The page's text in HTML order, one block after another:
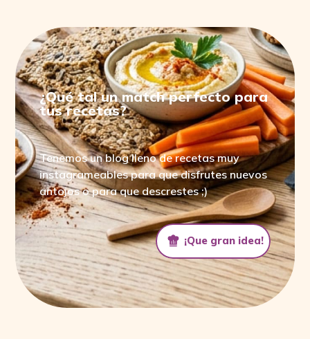
¿Qué tal un match perfecto para
tus recetas?
Tenemos un blog lleno de recetas muy
instagrameables para que disfrutes nuevos
antojos o para que descrestes ;)
¡Que gran idea!
¡Que gran idea!